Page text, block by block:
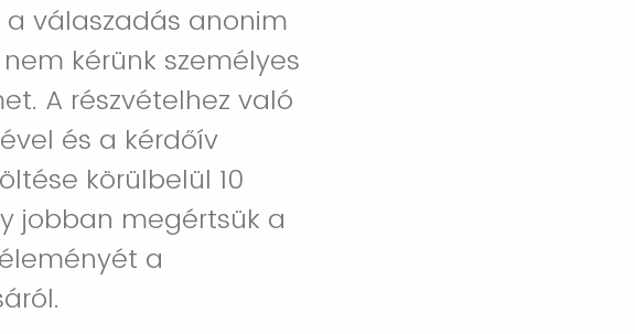
válaszadás anonim
kérünk személyes
A részvételhez való
és a kérdőív
körülbelül 10
jobban megértsük a
a